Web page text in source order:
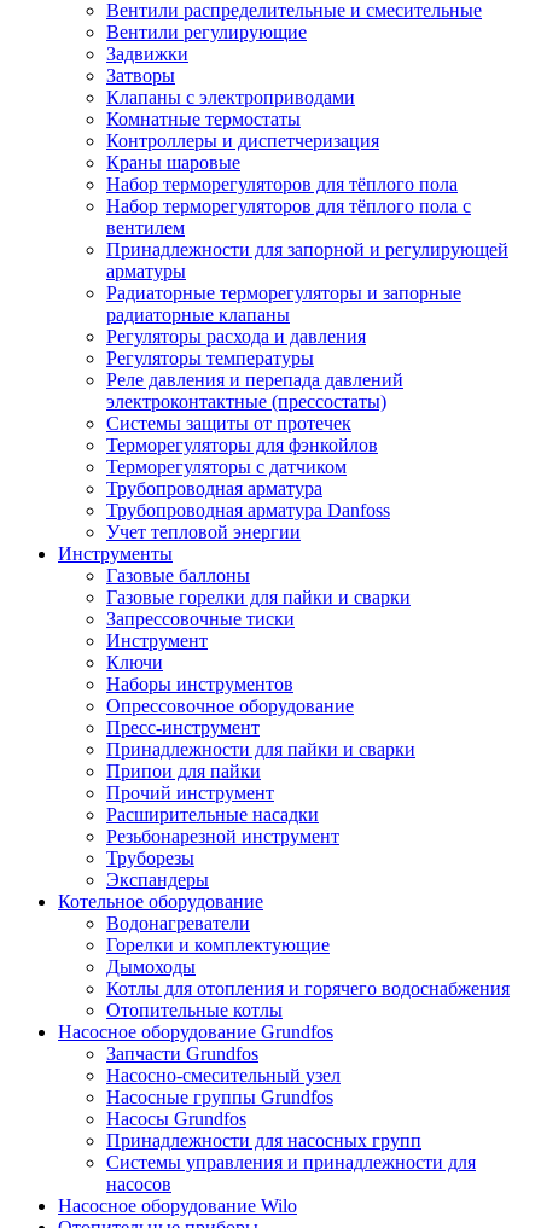
Вентили распределительные и смесительные
Вентили регулирующие
Задвижки
Затворы
Клапаны с электроприводами
Комнатные термостаты
Контроллеры и диспетчеризация
Краны шаровые
Набор терморегуляторов для тёплого пола
Набор терморегуляторов для тёплого пола с
вентилем
Принадлежности для запорной и регулирующей
арматуры
Радиаторные терморегуляторы и запорные
радиаторные клапаны
Регуляторы расхода и давления
Регуляторы температуры
Реле давления и перепада давлений
электроконтактные (прессостаты)
Системы защиты от протечек
Терморегуляторы для фэнкойлов
Терморегуляторы с датчиком
Трубопроводная арматура
Трубопроводная арматура Danfoss
Учет тепловой энергии
Инструменты
Газовые баллоны
Газовые горелки для пайки и сварки
Запрессовочные тиски
Инструмент
Ключи
Наборы инструментов
Опрессовочное оборудование
Пресс-инструмент
Принадлежности для пайки и сварки
Припои для пайки
Прочий инструмент
Расширительные насадки
Резьбонарезной инструмент
Труборезы
Экспандеры
Котельное оборудование
Водонагреватели
Горелки и комплектующие
Дымоходы
Котлы для отопления и горячего водоснабжения
Отопительные котлы
Насосное оборудование Grundfos
Запчасти Grundfos
Насосно-смесительный узел
Насосные группы Grundfos
Насосы Grundfos
Принадлежности для насосных групп
Системы управления и принадлежности для
насосов
Насосное оборудование Wilo